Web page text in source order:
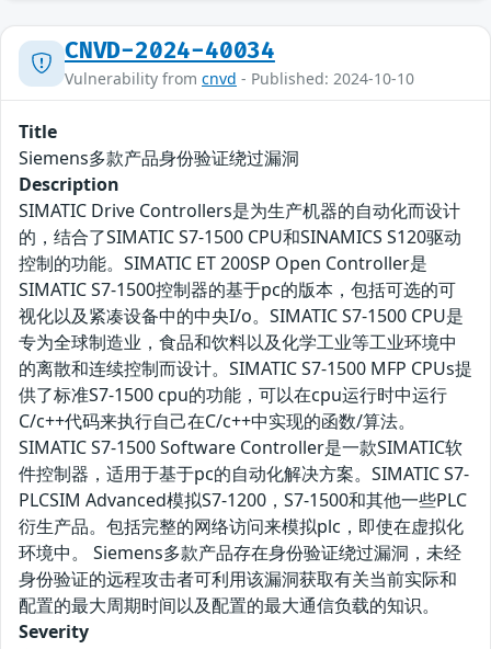
CNVD-2024-40034
Vulnerability from cnvd - Published: 2024-10-10
Title
Siemens多款产品身份验证绕过漏洞
Description
SIMATIC Drive Controllers是为生产机器的自动化而设计
的，结合了SIMATIC S7-1500 CPU和SINAMICS S120驱动
控制的功能。SIMATIC ET 200SP Open Controller是
SIMATIC S7-1500控制器的基于pc的版本，包括可选的可
视化以及紧凑设备中的中央I/o。SIMATIC S7-1500 CPU是
专为全球制造业，食品和饮料以及化学工业等工业环境中
的离散和连续控制而设计。SIMATIC S7-1500 MFP CPUs提
供了标准S7-1500 cpu的功能，可以在cpu运行时中运行
C/c++代码来执行自己在C/c++中实现的函数/算法。
SIMATIC S7-1500 Software Controller是一款SIMATIC软
件控制器，适用于基于pc的自动化解决方案。SIMATIC S7-
PLCSIM Advanced模拟S7-1200，S7-1500和其他一些PLC
衍生产品。包括完整的网络访问来模拟plc，即使在虚拟化
环境中。 Siemens多款产品存在身份验证绕过漏洞，未经
身份验证的远程攻击者可利用该漏洞获取有关当前实际和
配置的最大周期时间以及配置的最大通信负载的知识。
Severity